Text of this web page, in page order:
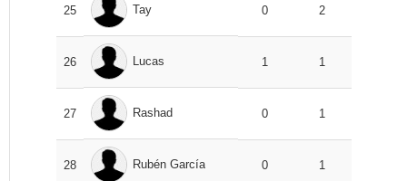
25 Tay 0 2
26 Lucas 1 1
27 Rashad 0 1
28 Rubén García 0 1